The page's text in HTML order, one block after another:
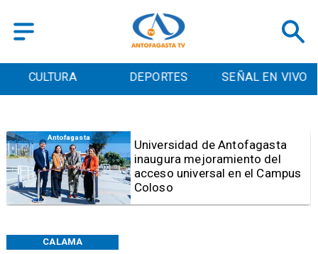
DEPORTES SEÑAL EN VIVO CONTACTO
CALAMA
Antofagasta
Universidad de Antofagasta
inaugura mejoramiento del
acceso universal en el Campus
Coloso